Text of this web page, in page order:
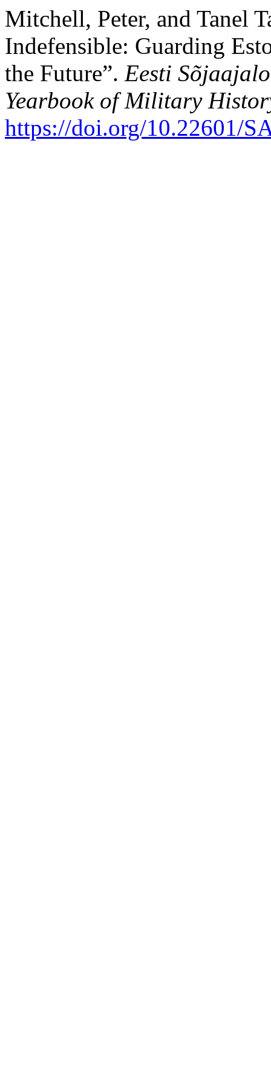
Mitchell, Peter, and Tanel
Indefensible: Guarding
the Future”. Eesti
Yearbook of Military
https://doi.org/10.22601/